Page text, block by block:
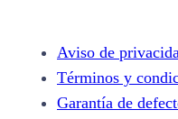
Aviso de
Términos y
Garantía de